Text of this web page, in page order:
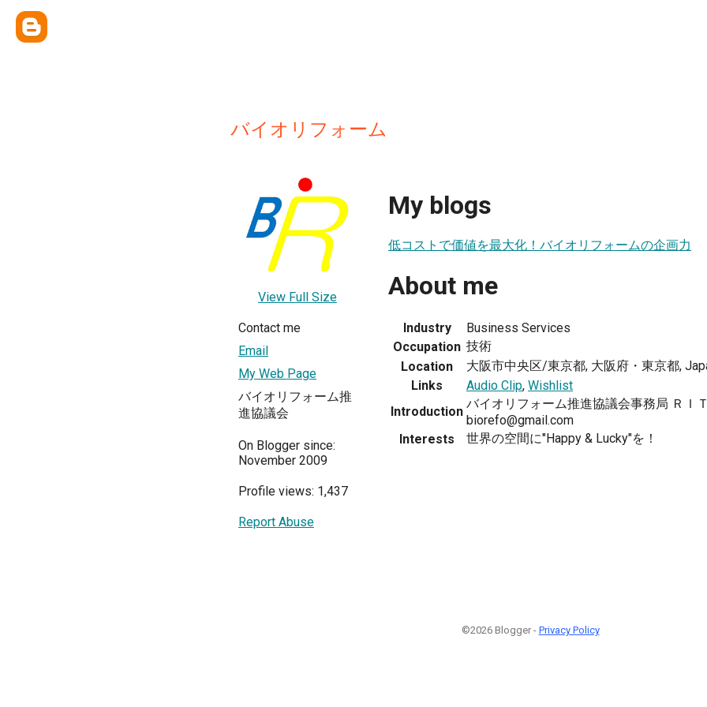
バイオリフォーム
View Full Size
Contact me
Email
My Web Page
バイオリフォーム推
進協議会
On Blogger since:
November 2009
Profile views: 1,437
Report Abuse
My blogs
低コストで価値を最大化！バイオリフォームの企画力
About me
Industry
Business Services
Occupation 技術
Location
大阪市中央区/東京都, 大阪府・東京都,
Links
Audio Clip, Wishlist
Introduction
バイオリフォーム推進協議会事務局 ＲＩ
biorefo@gmail.com
Interests
世界の空間に"Happy & Lucky"を！
©2026 Blogger - Privacy Policy